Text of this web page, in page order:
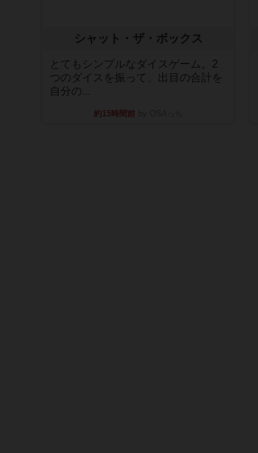
シャット・ザ・ボックス
とてもシンプルなダイスゲーム。2
つのダイスを振って、出目の合計を
自分の...
約15時間前